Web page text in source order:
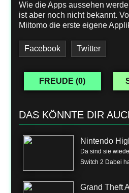
Wie die Apps aussehen
ist aber noch nicht bekannt.
Miitomo die erste eigene
Facebook Twitter
FREUDE (0)
DAS KÖNNTE DIR
Nintendo
Da sind sie
Switch 2 Dabei
Grand Theft